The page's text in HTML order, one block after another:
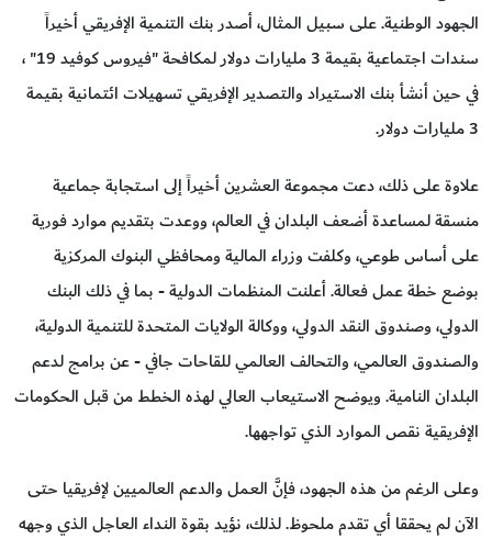
الجهود الوطنية. على سبيل المثال، أصدر بنك التنمية الإفريقي أخيراً
سندات اجتماعية بقيمة 3 مليارات دولار لمكافحة "فيروس كوفيد 19" ،
في حين أنشأ بنك الاستيراد والتصدير الإفريقي تسهيلات ائتمانية بقيمة
3 مليارات دولار.
علاوة على ذلك، دعت مجموعة العشرين أخيراً إلى استجابة جماعية
منسقة لمساعدة أضعف البلدان في العالم، ووعدت بتقديم موارد فورية
على أساس طوعي، وكلفت وزراء المالية ومحافظي البنوك المركزية
بوضع خطة عمل فعالة. أعلنت المنظمات الدولية - بما في ذلك البنك
الدولي، وصندوق النقد الدولي، ووكالة الولايات المتحدة للتنمية الدولية،
والصندوق العالمي، والتحالف العالمي للقاحات جافي - عن برامج لدعم
البلدان النامية. ويوضح الاستيعاب العالي لهذه الخطط من قبل الحكومات
الإفريقية نقص الموارد الذي تواجهها.
وعلى الرغم من هذه الجهود، فإنَّ العمل والدعم العالميين لإفريقيا حتى
الآن لم يحققا أي تقدم ملحوظ. لذلك، نؤيد بقوة النداء العاجل الذي وجهه